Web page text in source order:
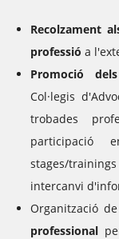
Recolzament
professió a
Promoció
Col·legis
trobades
participació
stages/
intercanvi
Organització de
professional